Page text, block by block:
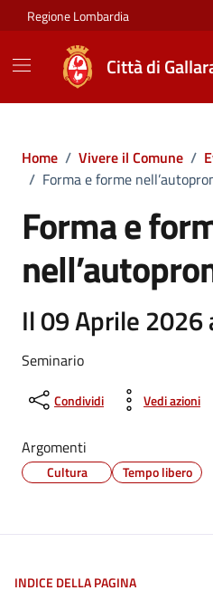
Vai ai contenuti
Vai al footer
Regione Lombardia
Città di
Home / Vivere il Comune /
/ Forma e forme
Forma e
Il 09 Aprile
Seminario
Condividi Vedi azioni
Argomenti
Cultura Tempo libero
INDICE DELLA PAGINA